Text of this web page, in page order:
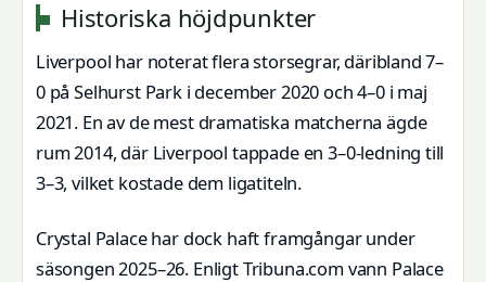
Historiska höjdpunkter
Liverpool har noterat flera storsegrar, däribland 7–
0 på Selhurst Park i december 2020 och 4–0 i maj
2021. En av de mest dramatiska matcherna ägde
rum 2014, där Liverpool tappade en 3–0-ledning till
3–3, vilket kostade dem ligatiteln.
Crystal Palace har dock haft framgångar under
säsongen 2025–26. Enligt Tribuna.com vann Palace